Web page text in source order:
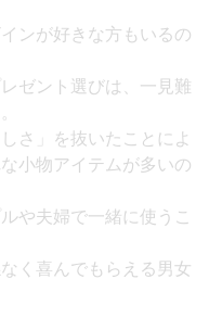
ンが好きな方もいるの
ゼント選びは、一見難
さ」を抜いたことによ
小物アイテムが多いの
や夫婦で一緒に使うこ
く喜んでもらえる男女